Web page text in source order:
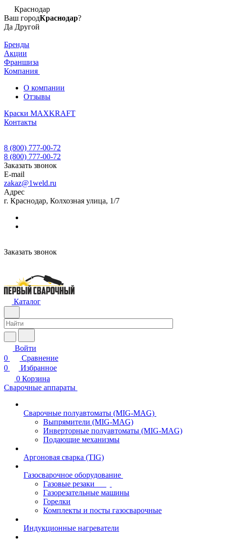
Краснодар
Ваш городКраснодар?
Да Другой
Бренды
Акции
Франшиза
Компания
О компании
Отзывы
Краски MAXKRAFT
Контакты
8 (800) 777-00-72
8 (800) 777-00-72
Заказать звонок
E-mail
zakaz@1weld.ru
Адрес
г. Краснодар, Колхозная улица, 1/7
Заказать звонок
Каталог
Войти
0
Сравнение
0
Избранное
0 Корзина
Сварочные аппараты
Сварочные полуавтоматы (MIG-MAG)
Выпрямители (MIG-MAG)
Инверторные полуавтоматы (MIG-MAG)
Подающие механизмы
Аргоновая сварка (TIG)
Газосварочное оборудование
Газовые резаки
Газорезательные машины
Горелки
Комплекты и посты газосварочные
Индукционные нагреватели